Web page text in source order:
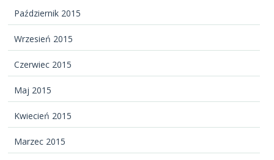
Październik 2015
Wrzesień 2015
Czerwiec 2015
Maj 2015
Kwiecień 2015
Marzec 2015